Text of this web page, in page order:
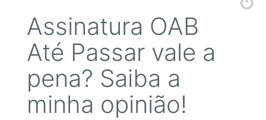
Assinatura OAB
Até Passar vale a
pena? Saiba a
minha opinião!